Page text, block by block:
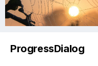
ProgressDialog